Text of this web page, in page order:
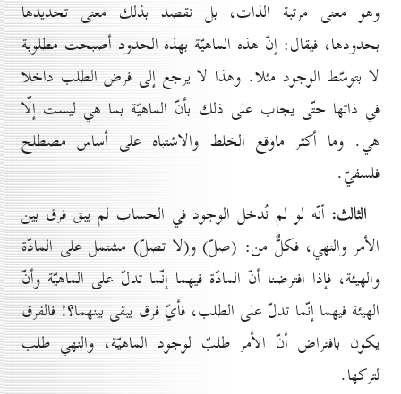
وهو معنى مرتبة الذات، بل نقصد بذلك معنى تحديدها
بحدودها، فيقال: إنّ هذه الماهيّة بهذه الحدود أصبحت مطلوبة
لا بتوسّط الوجود مثلا. وهذا لا يرجع إلى فرض الطلب داخلا
في ذاتها حتّى يجاب على ذلك بأنّ الماهيّة بما هي ليست إلّا
هي. وما أكثر ماوقع الخلط والاشتباه على أساس مصطلح
فلسفيّ.
الثالث: أنّه لو لم نُدخل الوجود في الحساب لم يبق فرق بين
الأمر والنهي، فكلٌّ من: (صلّ) و(لا تصلّ) مشتمل على المادّة
والهيئة، فإذا افترضنا أنّ المادّة فيهما إنّما تدلّ على الماهيّة وأنّ
الهيئة فيهما إنّما تدلّ على الطلب، فأيّ فرق يبقى بينهما؟! فالفرق
يكون بافتراض أنّ الأمر طلبٌ لوجود الماهيّة، والنهي طلب
لتركها.